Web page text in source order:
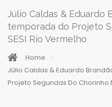
Júlio Caldas & Eduardo
temporada do Projeto
SESI Rio Vermelho
Home
Júlio Caldas & Eduardo
Projeto Segundas Do Chorinho